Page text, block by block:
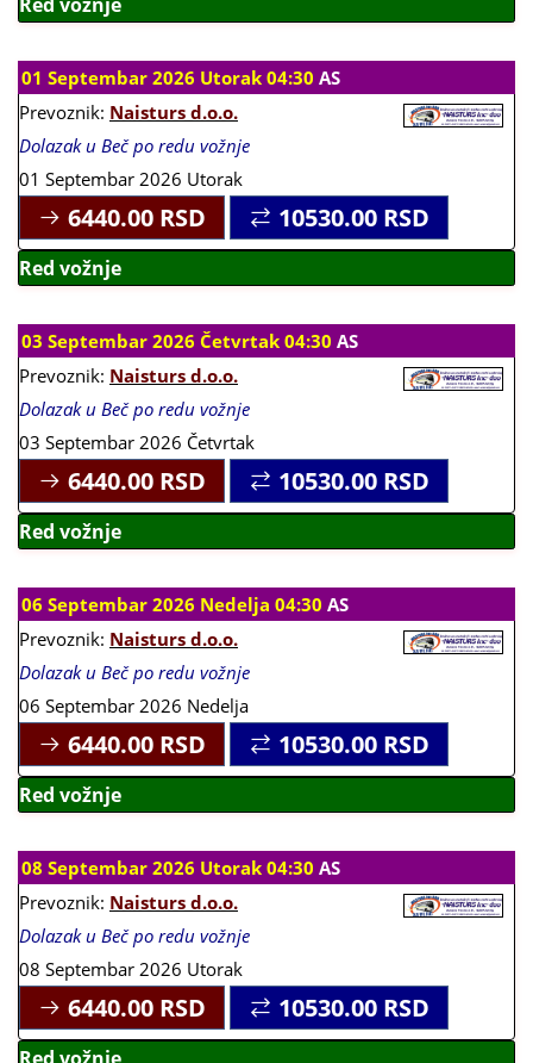
01 Septembar 2026 Utorak 04:30 AS
Prevoznik: Naisturs d.o.o.
Dolazak u Beč po redu vožnje
01 Septembar 2026 Utorak
6440.00 RSD 10530.00 RSD
Red vožnje
03 Septembar 2026 Četvrtak 04:30 AS
Prevoznik: Naisturs d.o.o.
Dolazak u Beč po redu vožnje
03 Septembar 2026 Četvrtak
6440.00 RSD 10530.00 RSD
Red vožnje
06 Septembar 2026 Nedelja 04:30 AS
Prevoznik: Naisturs d.o.o.
Dolazak u Beč po redu vožnje
06 Septembar 2026 Nedelja
6440.00 RSD 10530.00 RSD
Red vožnje
08 Septembar 2026 Utorak 04:30 AS
Prevoznik: Naisturs d.o.o.
Dolazak u Beč po redu vožnje
08 Septembar 2026 Utorak
6440.00 RSD 10530.00 RSD